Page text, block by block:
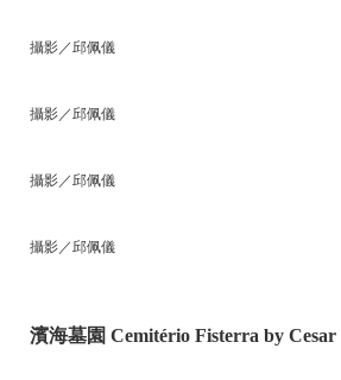
攝影／邱佩儀
攝影／邱佩儀
攝影／邱佩儀
攝影／邱佩儀
濱海墓園 Cemitério Fisterra by Cesar